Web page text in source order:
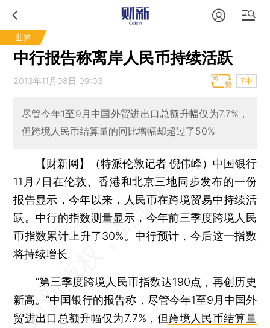
世界
中行报告称离岸人民币持续活跃
2013年11月08日 09:03 T中
尽管今年1至9月中国外贸进出口总额升幅仅为7.7%，
但跨境人民币结算量的同比增幅却超过了50%
【财新网】（特派伦敦记者 倪伟峰） 中国银行
11月7日在伦敦、香港和北京三地同步发布的一份
报告显示，今年以来，人民币在跨境贸易中持续活
跃。中行的指数测量显示，今年前三季度跨境人民
币指数累计上升了30%。中行预计，今后这一指数
将持续增长。
“第三季度跨境人民币指数达190点，再创历史
新高。”中国银行的报告称，尽管今年1至9月中国外
贸进出口总额升幅仅为7.7%，但跨境人民币结算量